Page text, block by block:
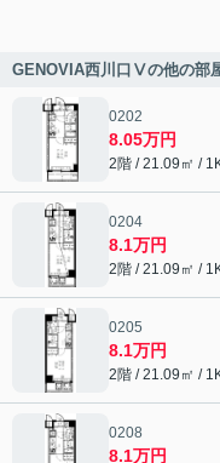
GENOVIA西川口Ⅴの他の部
0202
8.05万円
2階 / 21.09㎡ /
0204
8.1万円
2階 / 21.09㎡ /
0205
8.1万円
2階 / 21.09㎡ /
0208
8.1万円